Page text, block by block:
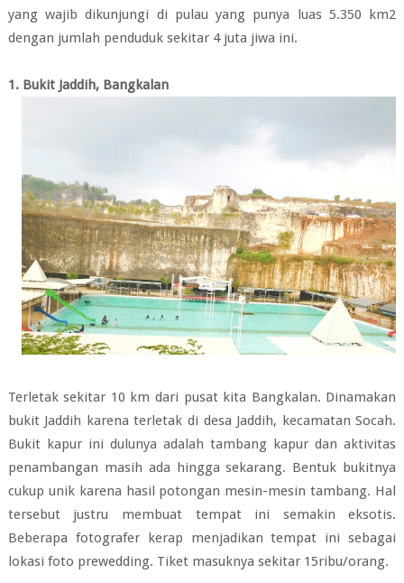
yang wajib dikunjungi di pulau yang punya luas 5.350 km2
dengan jumlah penduduk sekitar 4 juta jiwa ini.
1. Bukit Jaddih, Bangkalan
Terletak sekitar 10 km dari pusat kita Bangkalan. Dinamakan
bukit Jaddih karena terletak di desa Jaddih, kecamatan Socah.
Bukit kapur ini dulunya adalah tambang kapur dan aktivitas
penambangan masih ada hingga sekarang. Bentuk bukitnya
cukup unik karena hasil potongan mesin-mesin tambang. Hal
tersebut justru membuat tempat ini semakin eksotis.
Beberapa fotografer kerap menjadikan tempat ini sebagai
lokasi foto prewedding. Tiket masuknya sekitar 15ribu/orang.